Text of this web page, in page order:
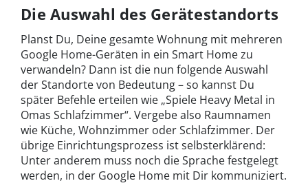
Die Auswahl des Gerätestandorts
Planst Du, Deine gesamte Wohnung mit mehreren
Google Home-Geräten in ein Smart Home zu
verwandeln? Dann ist die nun folgende Auswahl
der Standorte von Bedeutung – so kannst Du
später Befehle erteilen wie „Spiele Heavy Metal in
Omas Schlafzimmer“. Vergebe also Raumnamen
wie Küche, Wohnzimmer oder Schlafzimmer. Der
übrige Einrichtungsprozess ist selbsterklärend:
Unter anderem muss noch die Sprache festgelegt
werden, in der Google Home mit Dir kommuniziert.